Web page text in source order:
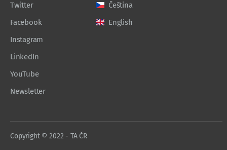
Twitter
Facebook
Instagram
LinkedIn
YouTube
Newsletter
Čeština
English
Copyright © 2022 - TA ČR